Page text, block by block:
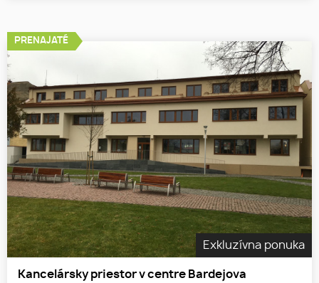
Exkluzívna ponuka
Kancelársky priestor v centre Bardejova
PRENAJATÉ